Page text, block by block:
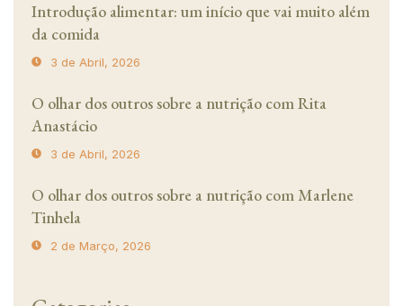
Introdução alimentar: um início que vai muito além
da comida
3 de Abril, 2026
O olhar dos outros sobre a nutrição com Rita
Anastácio
3 de Abril, 2026
O olhar dos outros sobre a nutrição com Marlene
Tinhela
2 de Março, 2026